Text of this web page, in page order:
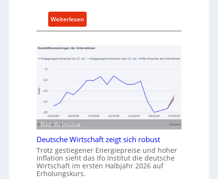
k
a
f
v
n
u
s
t
r
i
e
Weiterlesen:
M
t
h
d
ü
r
n
a
c
Bild: Ifo Institut
Deutsche Wirtschaft zeigt sich robust
Trotz gestiegener Energiepreise und hoher
Inflation sieht das Ifo Institut die deutsche
Wirtschaft im ersten Halbjahr 2026 auf
Erholungskurs.